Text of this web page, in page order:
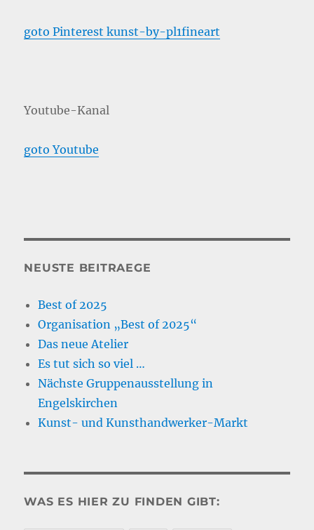
goto Pinterest kunst-by-pl1fineart
Youtube-Kanal
goto Youtube
NEUSTE BEITRAEGE
Best of 2025
Organisation „Best of 2025“
Das neue Atelier
Es tut sich so viel …
Nächste Gruppenausstellung in
Engelskirchen
Kunst- und Kunsthandwerker-Markt
WAS ES HIER ZU FINDEN GIBT: